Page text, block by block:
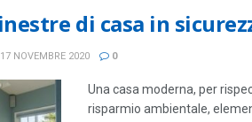
di casa in
NOVEMBRE 2020 0
Una casa moderna, per
risparmio ambientale,